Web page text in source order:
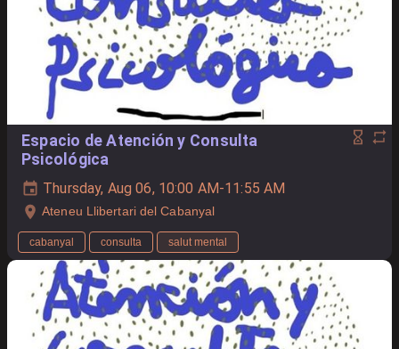
Espacio de Atención y Consulta
Psicológica
Thursday, Aug 06, 10:00 AM-11:55 AM
Ateneu Llibertari del Cabanyal
cabanyal consulta salut mental